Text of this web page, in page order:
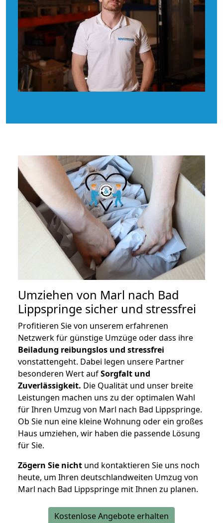
Umziehen von Marl nach Bad
Lippspringe sicher und stressfrei
Profitieren Sie von unserem erfahrenen
Netzwerk für günstige Umzüge oder dass ihre
Beiladung reibungslos und stressfrei
vonstattengeht. Dabei legen unsere Partner
besonderen Wert aufSorgfalt und
Zuverlässigkeit. Die Qualität und unser breite
Leistungen machen uns zu der optimalen Wahl
für Ihren Umzug von Marl nach Bad Lippspringe.
Ob Sie nun eine kleine Wohnung oder ein großes
Haus umziehen, wir haben die passende Lösung
für Sie.
Zögern Sie nicht und kontaktieren Sie uns noch
heute, um Ihren deutschlandweiten Umzug von
Marl nach Bad Lippspringe mit Ihnen zu planen.
Kostenlose Angebote erhalten